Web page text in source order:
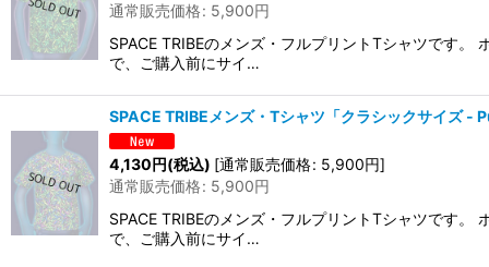
通常販売価格: 5,900円
SPACE TRIBEのメンズ・フルプリントTシャツです
で、ご購入前にサイ…
SPACE TRIBEメンズ・Tシャツ「クラシックサイズ -
4,130円(税込) [通常販売価格: 5,900円]
通常販売価格: 5,900円
SPACE TRIBEのメンズ・フルプリントTシャツです
で、ご購入前にサイ…